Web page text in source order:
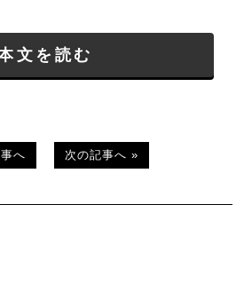
文を読む
へ 次の記事へ »